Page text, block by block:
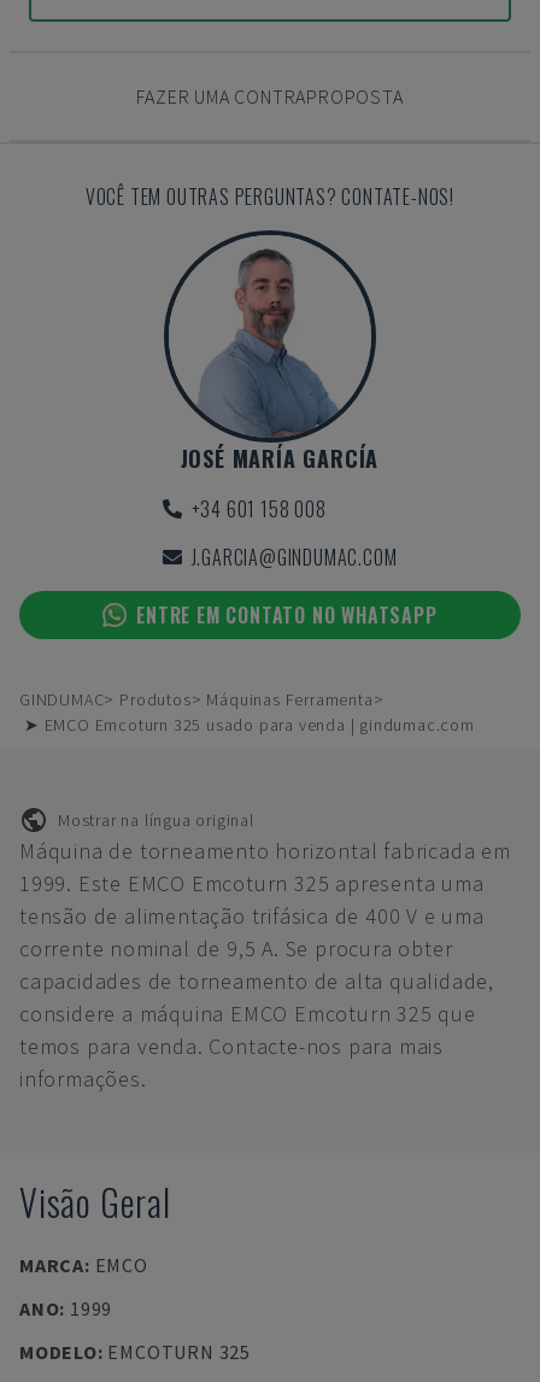
FAZER UMA CONTRAPROPOSTA
VOCÊ TEM OUTRAS PERGUNTAS? CONTATE-NOS!
JOSÉ MARÍA GARCÍA
+34 601 158 008
J.GARCIA@GINDUMAC.COM
ENTRE EM CONTATO NO WHATSAPP
GINDUMAC Produtos
Máquinas Ferramenta
➤ EMCO Emcoturn 325 usado para venda | gindumac.com
Mostrar na língua original
Máquina de torneamento horizontal fabricada em
1999. Este EMCO Emcoturn 325 apresenta uma
tensão de alimentação trifásica de 400 V e uma
corrente nominal de 9,5 A. Se procura obter
capacidades de torneamento de alta qualidade,
considere a máquina EMCO Emcoturn 325 que
temos para venda. Contacte-nos para mais
informações.
Visão Geral
MARCA: EMCO
ANO: 1999
MODELO: EMCOTURN 325